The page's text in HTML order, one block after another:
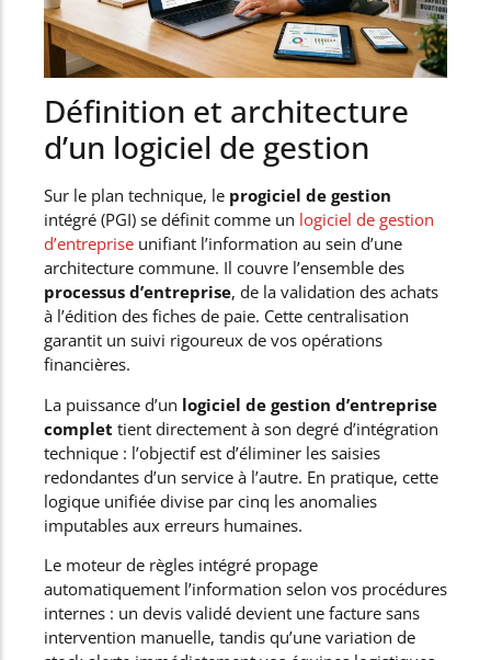
Définition et architecture
d’un logiciel de gestion
Sur le plan technique, le progiciel de gestion
intégré (PGI) se définit comme un logiciel de gestion
d’entreprise unifiant l’information au sein d’une
architecture commune. Il couvre l’ensemble des
processus d’entreprise, de la validation des achats
à l’édition des fiches de paie. Cette centralisation
garantit un suivi rigoureux de vos opérations
financières.
La puissance d’un logiciel de gestion d’entreprise
complet tient directement à son degré d’intégration
technique : l’objectif est d’éliminer les saisies
redondantes d’un service à l’autre. En pratique, cette
logique unifiée divise par cinq les anomalies
imputables aux erreurs humaines.
Le moteur de règles intégré propage
automatiquement l’information selon vos procédures
internes : un devis validé devient une facture sans
intervention manuelle, tandis qu’une variation de